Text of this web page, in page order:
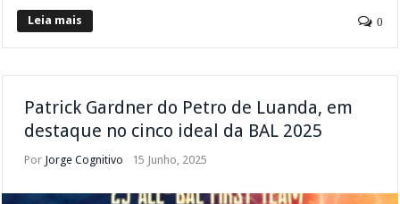
Leia mais 0
Patrick Gardner do Petro de Luanda, em
destaque no cinco ideal da BAL 2025
Por Jorge Cognitivo 15 Junho, 2025